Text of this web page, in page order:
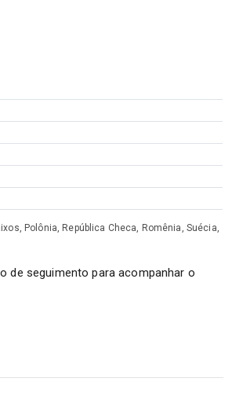
Polônia, República Checa, Romênia, Suécia,
de seguimento para acompanhar o